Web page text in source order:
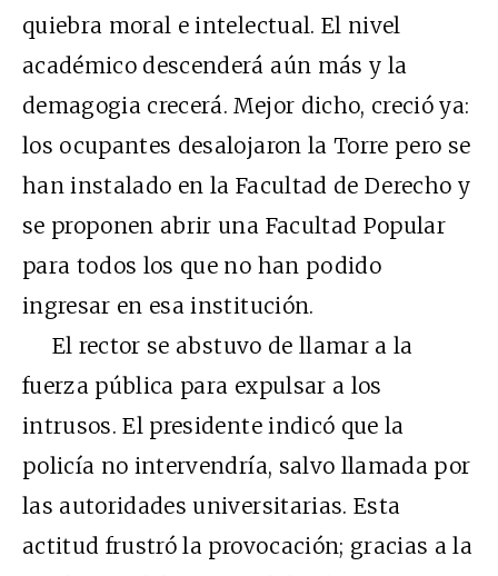
quiebra moral e intelectual. El nivel
académico descenderá aún más y la
demagogia crecerá. Mejor dicho, creció ya:
los ocupantes desalojaron la Torre pero se
han instalado en la Facultad de Derecho y
se proponen abrir una Facultad Popular
para todos los que no han podido
ingresar en esa institución.
El rector se abstuvo de llamar a la
fuerza pública para expulsar a los
intrusos. El presidente indicó que la
policía no intervendría, salvo llamada por
las autoridades universitarias. Esta
actitud frustró la provocación; gracias a la